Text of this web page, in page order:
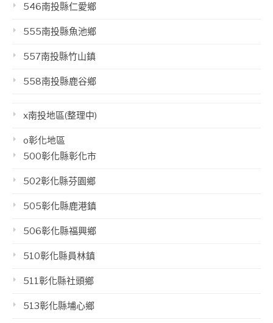
546南投縣仁愛鄉
555南投縣魚池鄉
557南投縣竹山鎮
558南投縣鹿谷鄉
x南投地區(整理中)
o彰化地區
500彰化縣彰化市
502彰化縣芬園鄉
505彰化縣鹿港鎮
506彰化縣福興鄉
510彰化縣員林鎮
511彰化縣社頭鄉
513彰化縣埔心鄉